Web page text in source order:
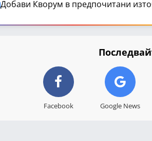
Добави Кворум в предпочитани
Facebook Google News